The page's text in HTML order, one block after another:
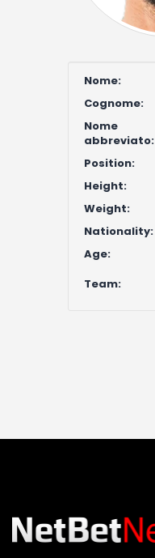
Nome:
Cognome:
Nome
abbreviato:
Position:
Height:
Weight:
Nationality:
Age:
Team: